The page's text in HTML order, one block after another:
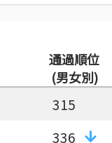
通過順位
(男女別)
315
336